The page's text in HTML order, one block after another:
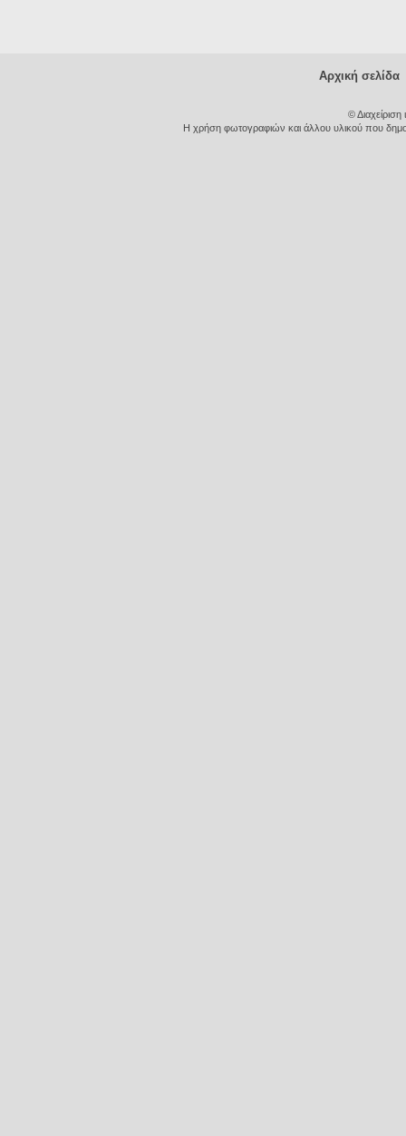
Αρχική σελίδα
©
Η χρήση φωτογραφιών και άλλου υλικού που